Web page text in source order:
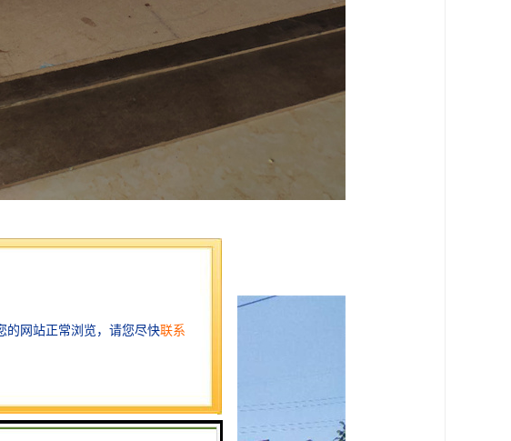
成本较低，可以节省一定的成本。